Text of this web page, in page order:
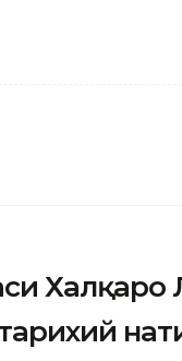
Халқаро